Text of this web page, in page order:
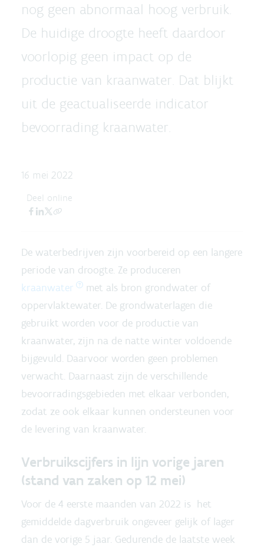
nog geen abnormaal hoog verbruik.
De huidige droogte heeft daardoor
voorlopig geen impact op de
productie van kraanwater. Dat blijkt
uit de geactualiseerde indicator
bevoorrading kraanwater.
16 mei 2022
Deel online
De waterbedrijven zijn voorbereid op een langere
periode van droogte. Ze produceren
kraanwater
met als bron grondwater of
oppervlaktewater. De grondwaterlagen die
gebruikt worden voor de productie van
kraanwater, zijn na de natte winter voldoende
bijgevuld. Daarvoor worden geen problemen
verwacht. Daarnaast zijn de verschillende
bevoorradingsgebieden met elkaar verbonden,
zodat ze ook elkaar kunnen ondersteunen voor
de levering van kraanwater.
Verbruikscijfers in lijn vorige jaren
(stand van zaken op 12 mei)
Voor de 4 eerste maanden van 2022 is het
gemiddelde dagverbruik ongeveer gelijk of lager
dan de vorige 5 jaar. Gedurende de laatste week